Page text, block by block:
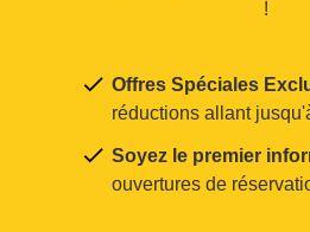
!
Offres Spéciales
réductions allant
Soyez le premier
ouvertures de